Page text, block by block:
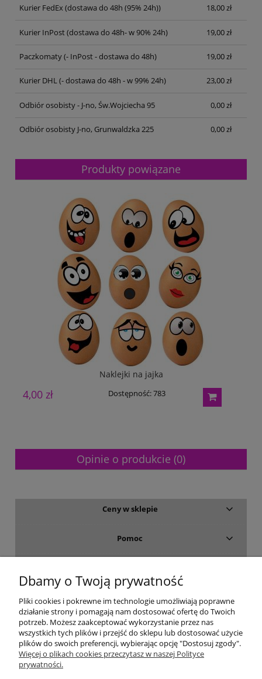
Kurier FedEx(dostawa do 48h (95% 24h)) 18,00 zł
Kurier InPost(dostawa do 48h- w 90% 24h) 19,00 zł
Paczkomaty(- InPost - dostawa do 48h) 19,00 zł
Kurier DHL(- dostawa do 48h - w 99% 24h) 23,00 zł
Odbiór osobisty - J-no, Św.Wojciecha 95 0,00 zł
Odbiór osobisty J-no, Grunwaldzka 225 0,00 zł
Produkty powiązane
Naklejki na jajka
4,00 zł Dostępność:783
Opinie o produkcie (0)
Ceny w sklepie
Pomoc
Moje konto
Gwarancja i zwroty
O firmie
Dbamy o Twoją prywatność
Pliki cookies i pokrewne im technologie umożliwiają poprawne
działanie strony i pomagają nam dostosować ofertę do Twoich
potrzeb. Możesz zaakceptować wykorzystanie przez nas
wszystkich tych plików i przejść do sklepu lub dostosować użycie
plików do swoich preferencji, wybierając opcję "Dostosuj zgody".
Więcej o plikach cookies przeczytasz w naszej Polityce
prywatności.